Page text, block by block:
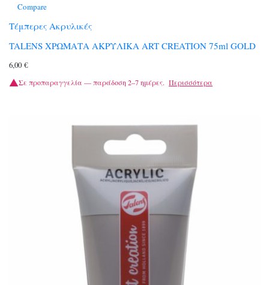
Compare
Τέμπερες Ακρυλικές
TALENS ΧΡΩΜΑΤΑ ΑΚΡΥΛΙΚΑ ART CREATION 75ml GOLD
6,00 €
Σε προπαραγγελία — παράδοση 2–7 ημέρες. Περισσότερα